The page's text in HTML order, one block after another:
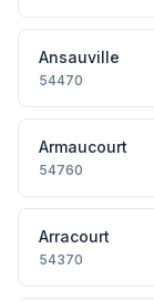
Ansauville
54470
Armaucourt
54760
Arracourt
54370